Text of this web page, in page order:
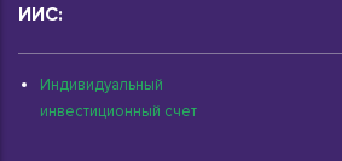
ИИС:
Индивидуальный
инвестиционный счет